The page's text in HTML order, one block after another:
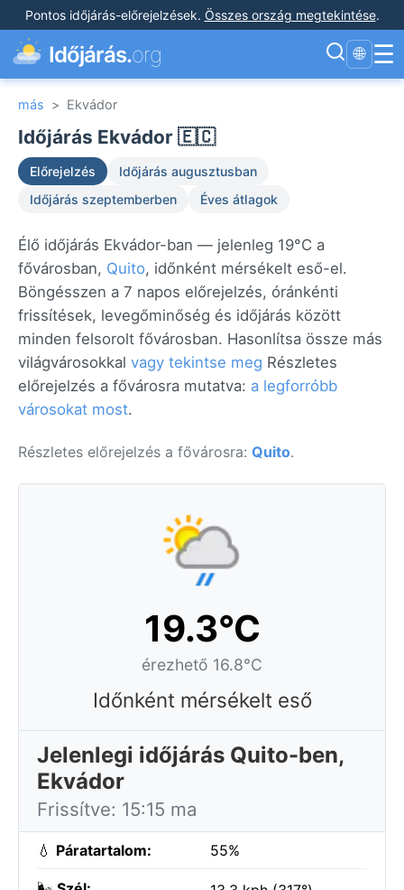
Pontos időjárás-előrejelzések. Összes ország megtekintése.
Időjárás.org 🌐 ☰
más > Ekvádor
Időjárás Ekvádor 🇪🇨
Előrejelzés
Időjárás augusztusban
Időjárás szeptemberben
Éves átlagok
Élő időjárás Ekvádor-ban — jelenleg 19°C a
fővárosban, Quito, időnként mérsékelt eső-el.
Böngésszen a 7 napos előrejelzés, óránkénti
frissítések, levegőminőség és időjárás között
minden felsorolt fővárosban. Hasonlítsa össze más
világvárosokkal vagy tekintse meg Részletes
előrejelzés a fővárosra mutatva: a legforróbb
városokat most.
Részletes előrejelzés a fővárosra: Quito.
19.3°C
érezhető 16.8°C
Időnként mérsékelt eső
Jelenlegi időjárás Quito-ben,
Ekvádor
Frissítve: 15:15 ma
💧 Páratartalom: 55%